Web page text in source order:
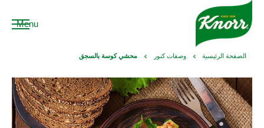
Menu
الصفحة الرئيسية وصفات كنور محشي كوسة بالسجق